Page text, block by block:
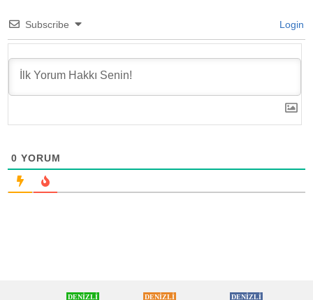
Subscribe Login
0 YORUM
DENİZLİ DENİZLİ DENİZLİ